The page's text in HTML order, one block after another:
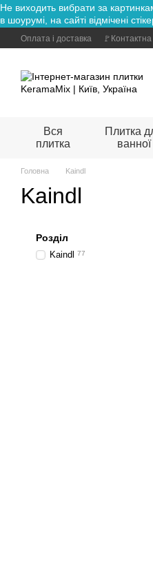
Перейти до основного
Не виходить вибрати за
в шоурумі, на сайті відмічені
Оплата і доставка
Вся
плитка
Плитка
ванної
Головна Kaindl
Kaindl
Розділ
Kaindl 77